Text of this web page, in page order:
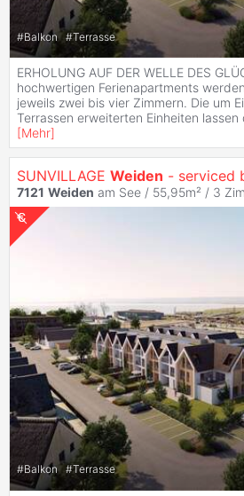
#Balkon #Terrasse
ERHOLUNG AUF DER WELLE DES
hochwertigen Ferienapartments
jeweils zwei bis vier Zimmern. Die um
Terrassen erweiterten Einheiten
[Mehr]
SUNVILLAGE Weiden - serviced by
7121 Weiden am See / 55,95m² / 3
#Balkon #Terrasse